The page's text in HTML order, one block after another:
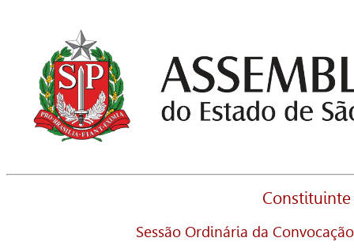
Constituinte
Sessão Ordinária da